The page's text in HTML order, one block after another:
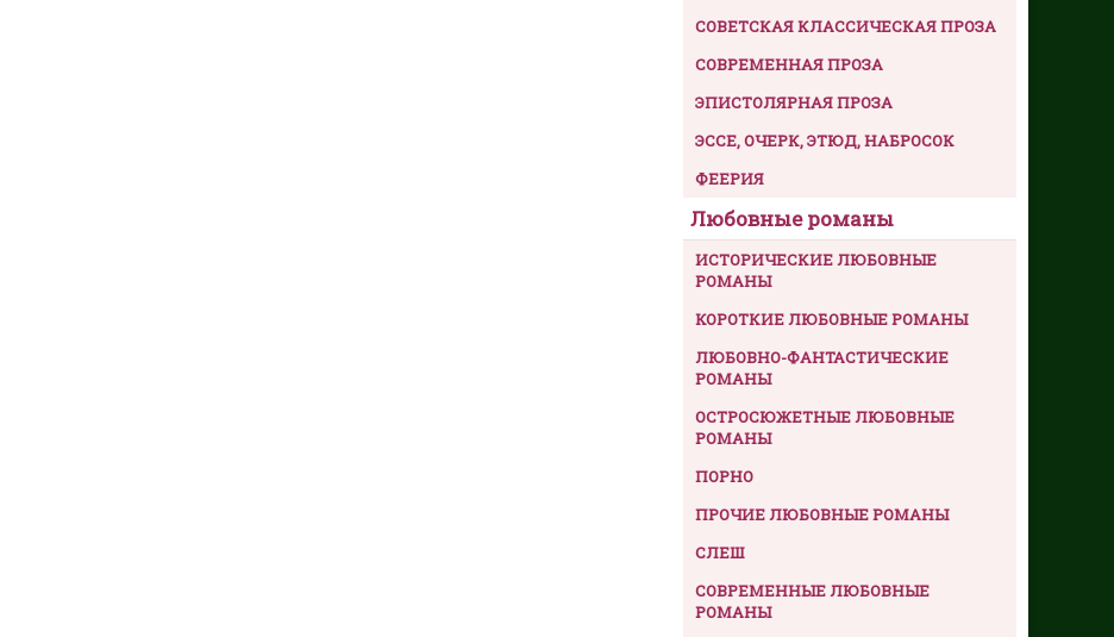
СОВЕТСКАЯ КЛАССИЧЕСКАЯ ПРОЗА
СОВРЕМЕННАЯ ПРОЗА
ЭПИСТОЛЯРНАЯ ПРОЗА
ЭССЕ, ОЧЕРК, ЭТЮД, НАБРОСОК
ФЕЕРИЯ
Любовные романы
ИСТОРИЧЕСКИЕ ЛЮБОВНЫЕ
РОМАНЫ
КОРОТКИЕ ЛЮБОВНЫЕ РОМАНЫ
ЛЮБОВНО-ФАНТАСТИЧЕСКИЕ
РОМАНЫ
ОСТРОСЮЖЕТНЫЕ ЛЮБОВНЫЕ
РОМАНЫ
ПОРНО
ПРОЧИЕ ЛЮБОВНЫЕ РОМАНЫ
СЛЕШ
СОВРЕМЕННЫЕ ЛЮБОВНЫЕ
РОМАНЫ